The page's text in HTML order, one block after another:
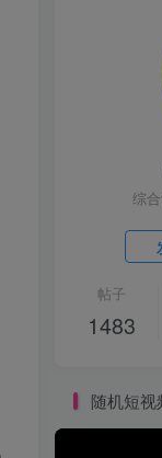
综
帖子
1483
随机短视